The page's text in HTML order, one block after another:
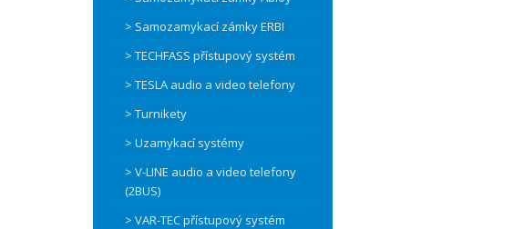
> Samozamykací zámky ERBI
> TECHFASS přístupový systém
> TESLA audio a video telefony
> Turnikety
> Uzamykací systémy
> V-LINE audio a video telefony
(2BUS)
> VAR-TEC přístupový systém